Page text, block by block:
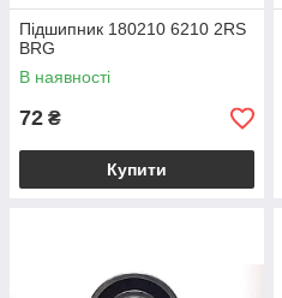
Підшипник 180210 6210 2RS
BRG
В наявності
72 ₴
Купити